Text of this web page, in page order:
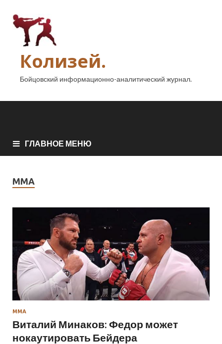
Колизей.
Бойцовский информационно-аналитический журнал.
ГЛАВНОЕ МЕНЮ
ММА
ММА
Виталий Минаков: Федор может
нокаутировать Бейдера